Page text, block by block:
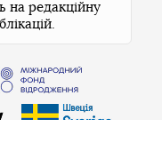
на редакційну